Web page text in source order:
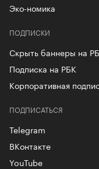
Эко-номика
ПОДПИСКИ
Скрыть баннеры на
Подписка на РБК
Корпоративная
ПОДПИСАТЬСЯ
Telegram
ВКонтакте
YouTube